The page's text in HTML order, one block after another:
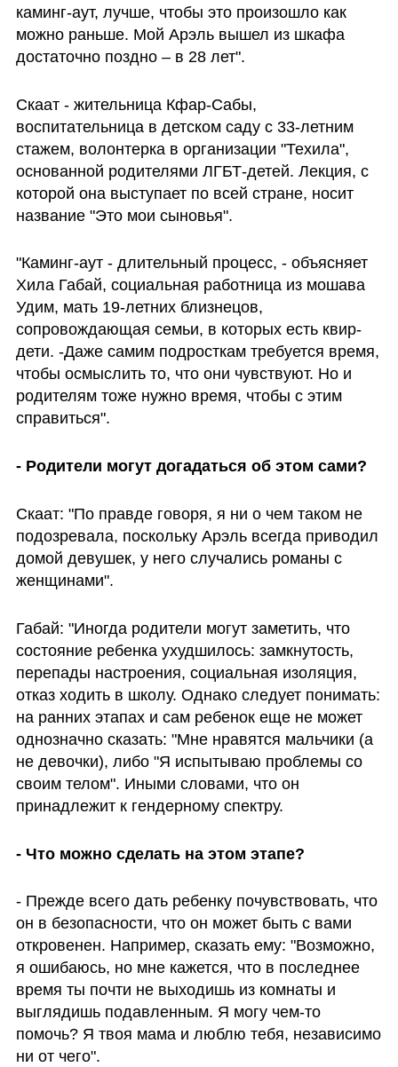
каминг-аут, лучше, чтобы это произошло как
можно раньше. Мой Арэль вышел из шкафа
достаточно поздно – в 28 лет".
Скаат - жительница Кфар-Сабы,
воспитательница в детском саду с 33-летним
стажем, волонтерка в организации "Техила",
основанной родителями ЛГБТ-детей. Лекция, с
которой она выступает по всей стране, носит
название "Это мои сыновья".
"Каминг-аут - длительный процесс, - объясняет
Хила Габай, социальная работница из мошава
Удим, мать 19-летних близнецов,
сопровождающая семьи, в которых есть квир-
дети. -Даже самим подросткам требуется время,
чтобы осмыслить то, что они чувствуют. Но и
родителям тоже нужно время, чтобы с этим
справиться".
- Родители могут догадаться об этом сами?
Скаат: "По правде говоря, я ни о чем таком не
подозревала, поскольку Арэль всегда приводил
домой девушек, у него случались романы с
женщинами".
Габай: "Иногда родители могут заметить, что
состояние ребенка ухудшилось: замкнутость,
перепады настроения, социальная изоляция,
отказ ходить в школу. Однако следует понимать:
на ранних этапах и сам ребенок еще не может
однозначно сказать: "Мне нравятся мальчики (а
не девочки), либо "Я испытываю проблемы со
своим телом". Иными словами, что он
принадлежит к гендерному спектру.
- Что можно сделать на этом этапе?
- Прежде всего дать ребенку почувствовать, что
он в безопасности, что он может быть с вами
откровенен. Например, сказать ему: "Возможно,
я ошибаюсь, но мне кажется, что в последнее
время ты почти не выходишь из комнаты и
выглядишь подавленным. Я могу чем-то
помочь? Я твоя мама и люблю тебя, независимо
ни от чего".